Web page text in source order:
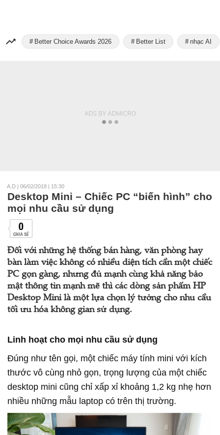
Better Choice Awards 2026 Better List nhạc AI
A.D | 06/02/2018 | 15:30
Desktop Mini – Chiếc PC “biến hình” cho
mọi nhu cầu sử dụng
0
CHIA SẺ
Đối với những hệ thống bán hàng, văn phòng hay
bàn làm việc không có nhiều diện tích cần một chiếc
PC gọn gàng, nhưng đủ mạnh cùng khả năng bảo
mật thông tin mạnh mẽ thì các dòng sản phẩm HP
Desktop Mini là một lựa chọn lý tưởng cho nhu cầu
tối ưu hóa không gian sử dụng.
Linh hoạt cho mọi nhu cầu sử dụng
Đúng như tên gọi, một chiếc máy tính mini với kích
thước vô cùng nhỏ gọn, trọng lượng của một chiếc
desktop mini cũng chỉ xấp xỉ khoảng 1,2 kg nhẹ hơn
nhiều những mẫu laptop có trên thị trường.